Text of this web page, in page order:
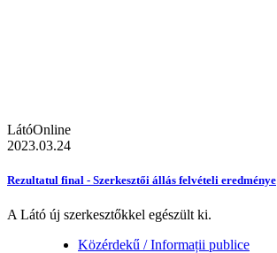
LátóOnline
2023.03.24
Rezultatul final - Szerkesztői állás felvételi eredménye
A Látó új szerkesztőkkel egészült ki.
Közérdekű / Informații publice